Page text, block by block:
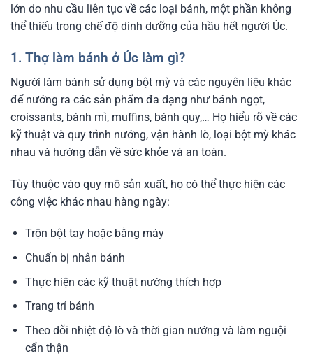
lớn do nhu cầu liên tục về các loại bánh, một phần không
thể thiếu trong chế độ dinh dưỡng của hầu hết người Úc.
1. Thợ làm bánh ở Úc làm gì?
Người làm bánh sử dụng bột mỳ và các nguyên liệu khác
để nướng ra các sản phẩm đa dạng như bánh ngọt,
croissants, bánh mì, muffins, bánh quy,… Họ hiểu rõ về các
kỹ thuật và quy trình nướng, vận hành lò, loại bột mỳ khác
nhau và hướng dẫn về sức khỏe và an toàn.
Tùy thuộc vào quy mô sản xuất, họ có thể thực hiện các
công việc khác nhau hàng ngày:
Trộn bột tay hoặc bằng máy
Chuẩn bị nhân bánh
Thực hiện các kỹ thuật nướng thích hợp
Trang trí bánh
Theo dõi nhiệt độ lò và thời gian nướng và làm nguội
cẩn thận